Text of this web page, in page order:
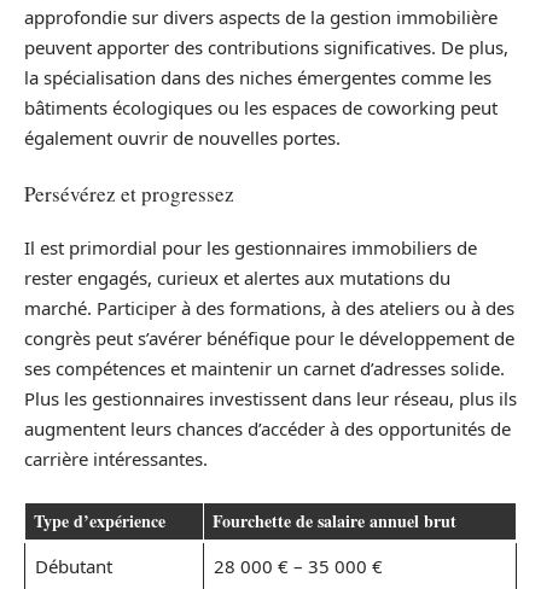
approfondie sur divers aspects de la gestion immobilière
peuvent apporter des contributions significatives. De plus,
la spécialisation dans des niches émergentes comme les
bâtiments écologiques ou les espaces de coworking peut
également ouvrir de nouvelles portes.
Persévérez et progressez
Il est primordial pour les gestionnaires immobiliers de
rester engagés, curieux et alertes aux mutations du
marché. Participer à des formations, à des ateliers ou à des
congrès peut s’avérer bénéfique pour le développement de
ses compétences et maintenir un carnet d’adresses solide.
Plus les gestionnaires investissent dans leur réseau, plus ils
augmentent leurs chances d’accéder à des opportunités de
carrière intéressantes.
Type d’expérience Fourchette de salaire annuel brut
Débutant 28 000 € – 35 000 €